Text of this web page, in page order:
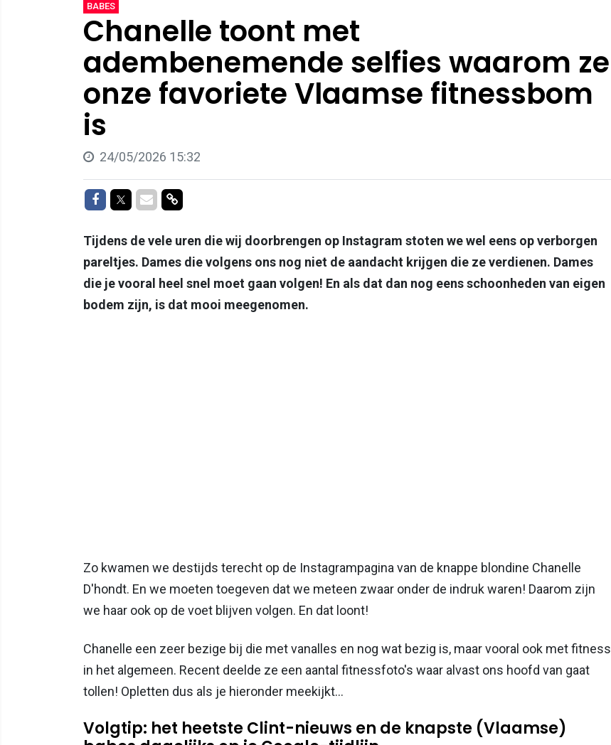
BABES
Chanelle toont met
adembenemende selfies waarom ze
onze favoriete Vlaamse fitnessbom
is
24/05/2026 15:32
Delen op Facebook
Delen op Twitter
Delen via Mail
Delen via link
Tijdens de vele uren die wij doorbrengen op Instagram stoten we wel eens op verborgen
pareltjes. Dames die volgens ons nog niet de aandacht krijgen die ze verdienen. Dames
die je vooral heel snel moet gaan volgen! En als dat dan nog eens schoonheden van eigen
bodem zijn, is dat mooi meegenomen.
Zo kwamen we destijds terecht op de Instagrampagina van de knappe blondine Chanelle
D'hondt. En we moeten toegeven dat we meteen zwaar onder de indruk waren! Daarom zijn
we haar ook op de voet blijven volgen. En dat loont!
Chanelle een zeer bezige bij die met vanalles en nog wat bezig is, maar vooral ook met fitness
in het algemeen. Recent deelde ze een aantal fitnessfoto's waar alvast ons hoofd van gaat
tollen! Opletten dus als je hieronder meekijkt...
Volgtip: het heetste Clint-nieuws en de knapste (Vlaamse)